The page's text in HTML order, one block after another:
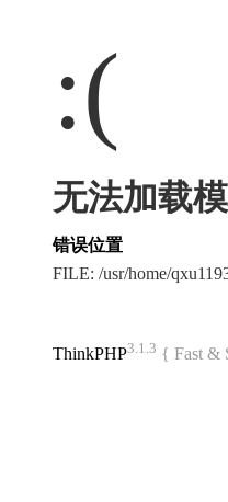
:(
无法加载
错误位置
FILE: /usr/home/
ThinkPHP3.1.3 { Fast &